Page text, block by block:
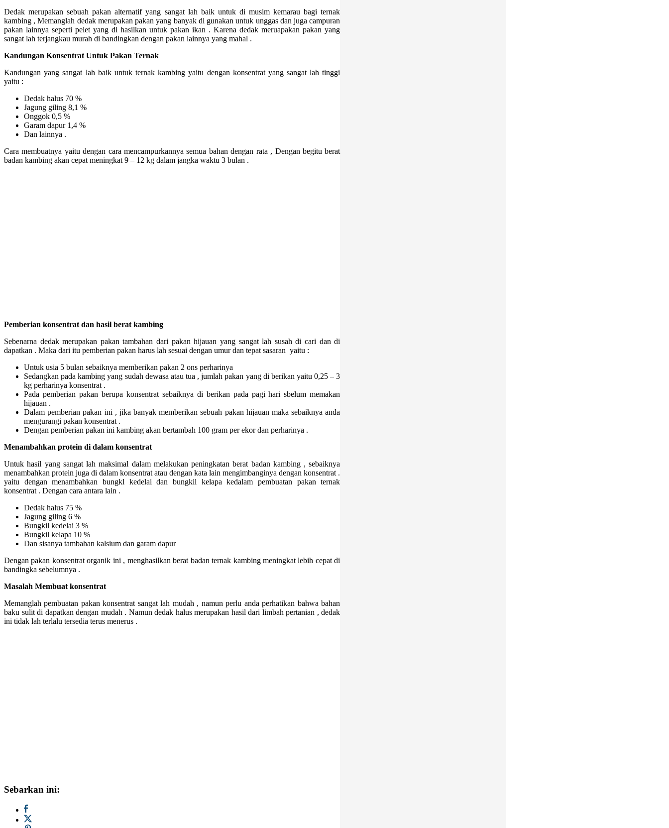
Dedak merupakan sebuah pakan alternatif yang sangat lah baik untuk di musim kemarau bagi ternak
kambing , Memanglah dedak merupakan pakan yang banyak di gunakan untuk unggas dan juga campuran
pakan lainnya seperti pelet yang di hasilkan untuk pakan ikan . Karena dedak meruapakan pakan yang
sangat lah terjangkau murah di bandingkan dengan pakan lainnya yang mahal .
Kandungan Konsentrat Untuk Pakan Ternak
Kandungan yang sangat lah baik untuk ternak kambing yaitu dengan konsentrat yang sangat lah tinggi
yaitu :
Dedak halus 70 %
Jagung giling 8,1 %
Onggok 0,5 %
Garam dapur 1,4 %
Dan lainnya .
Cara membuatnya yaitu dengan cara mencampurkannya semua bahan dengan rata , Dengan begitu berat
badan kambing akan cepat meningkat 9 – 12 kg dalam jangka waktu 3 bulan .
Pemberian konsentrat dan hasil berat kambing
Sebenarna dedak merupakan pakan tambahan dari pakan hijauan yang sangat lah susah di cari dan di
dapatkan . Maka dari itu pemberian pakan harus lah sesuai dengan umur dan tepat sasaran yaitu :
Untuk usia 5 bulan sebaiknya memberikan pakan 2 ons perharinya
Sedangkan pada kambing yang sudah dewasa atau tua , jumlah pakan yang di berikan yaitu 0,25 – 3
kg perharinya konsentrat .
Pada pemberian pakan berupa konsentrat sebaiknya di berikan pada pagi hari sbelum memakan
hijauan .
Dalam pemberian pakan ini , jika banyak memberikan sebuah pakan hijauan maka sebaiknya anda
mengurangi pakan konsentrat .
Dengan pemberian pakan ini kambing akan bertambah 100 gram per ekor dan perharinya .
Menambahkan protein di dalam konsentrat
Untuk hasil yang sangat lah maksimal dalam melakukan peningkatan berat badan kambing , sebaiknya
menambahkan protein juga di dalam konsentrat atau dengan kata lain mengimbanginya dengan konsentrat .
yaitu dengan menambahkan bungkl kedelai dan bungkil kelapa kedalam pembuatan pakan ternak
konsentrat . Dengan cara antara lain .
Dedak halus 75 %
Jagung giling 6 %
Bungkil kedelai 3 %
Bungkil kelapa 10 %
Dan sisanya tambahan kalsium dan garam dapur
Dengan pakan konsentrat organik ini , menghasilkan berat badan ternak kambing meningkat lebih cepat di
bandingka sebelumnya .
Masalah Membuat konsentrat
Memanglah pembuatan pakan konsentrat sangat lah mudah , namun perlu anda perhatikan bahwa bahan
baku sulit di dapatkan dengan mudah . Namun dedak halus merupakan hasil dari limbah pertanian , dedak
ini tidak lah terlalu tersedia terus menerus .
Sebarkan ini: